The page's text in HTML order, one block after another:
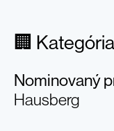
🏢
Nominovaný
Hausberg